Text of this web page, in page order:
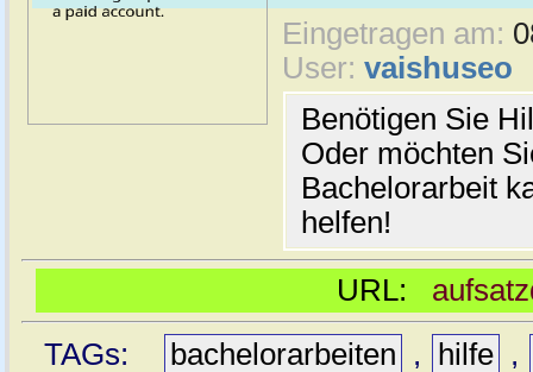
Eingetragen am:
User: vaishuseo
Benötigen Sie
Oder möchten
Bachelorarbeit
helfen!
URL:
TAGs:
bachelorarbeiten , hilfe ,